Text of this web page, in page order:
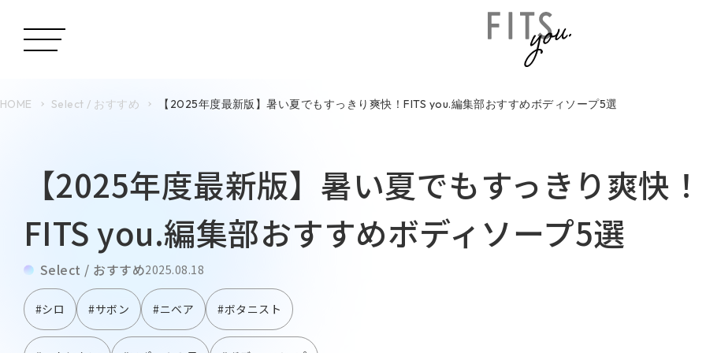
HOME Select / おすすめ 【2025年度最新版】暑い夏でもすっきり爽快！FITS you.編集部おすすめボディソープ5選
【2025年度最新版】暑い夏でもすっきり爽快！
FITS you.編集部おすすめボディソープ5選
Select / おすすめ2025.08.18
#シロ #サボン #ニベア #ボタニスト